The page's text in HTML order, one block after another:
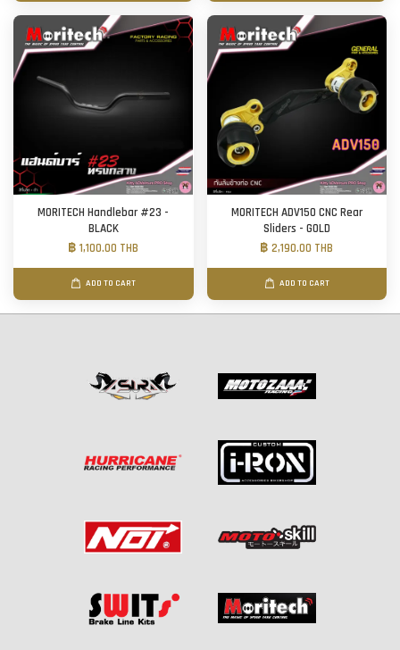
MORITECH Handlebar #23 -
BLACK
฿ 1,100.00 THB
ADD TO CART
MORITECH ADV150 CNC Rear
Sliders - GOLD
฿ 2,190.00 THB
ADD TO CART